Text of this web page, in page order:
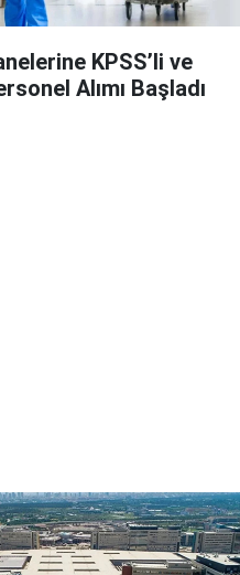
KPSS’li ve
Alımı Başladı